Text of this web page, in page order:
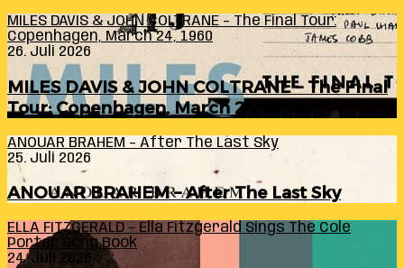
MILES DAVIS & JOHN COLTRANE – The Final Tour:
Copenhagen, March 24, 1960
26. Juli 2026
MILES DAVIS & JOHN COLTRANE – The Final
Tour: Copenhagen, March 24, 1960
ANOUAR BRAHEM – After The Last Sky
25. Juli 2026
ANOUAR BRAHEM – After The Last Sky
ELLA FITZGERALD – Ella Fitzgerald Sings The Cole
Porter Song Book
24. Juli 2026